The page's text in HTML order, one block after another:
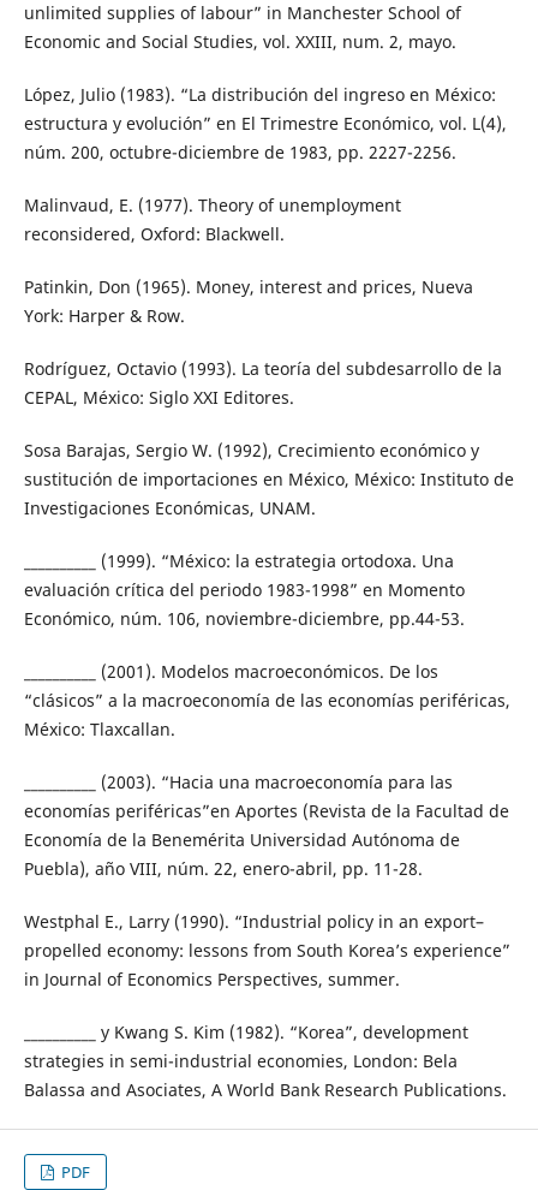
unlimited supplies of labour” in Manchester School of
Economic and Social Studies, vol. XXIII, num. 2, mayo.
López, Julio (1983). “La distribución del ingreso en México:
estructura y evolución” en El Trimestre Económico, vol. L(4),
núm. 200, octubre-diciembre de 1983, pp. 2227-2256.
Malinvaud, E. (1977). Theory of unemployment
reconsidered, Oxford: Blackwell.
Patinkin, Don (1965). Money, interest and prices, Nueva
York: Harper & Row.
Rodríguez, Octavio (1993). La teoría del subdesarrollo de la
CEPAL, México: Siglo XXI Editores.
Sosa Barajas, Sergio W. (1992), Crecimiento económico y
sustitución de importaciones en México, México: Instituto de
Investigaciones Económicas, UNAM.
__________ (1999). “México: la estrategia ortodoxa. Una
evaluación crítica del periodo 1983-1998” en Momento
Económico, núm. 106, noviembre-diciembre, pp.44-53.
__________ (2001). Modelos macroeconómicos. De los
“clásicos” a la macroeconomía de las economías periféricas,
México: Tlaxcallan.
__________ (2003). “Hacia una macroeconomía para las
economías periféricas”en Aportes (Revista de la Facultad de
Economía de la Benemérita Universidad Autónoma de
Puebla), año VIII, núm. 22, enero-abril, pp. 11-28.
Westphal E., Larry (1990). “Industrial policy in an export–
propelled economy: lessons from South Korea’s experience”
in Journal of Economics Perspectives, summer.
__________ y Kwang S. Kim (1982). “Korea”, development
strategies in semi-industrial economies, London: Bela
Balassa and Asociates, A World Bank Research Publications.
PDF